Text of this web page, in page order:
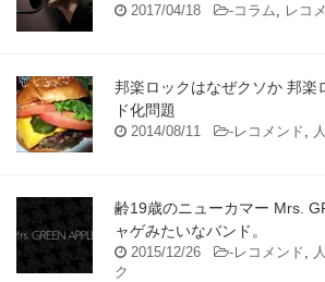
2017/04/18 -コラム, レコ
邦楽ロックはなぜクソか 邦楽
ド化問題
2014/08/11 -レコメンド,
齢19歳のニューカマー Mrs.
ャゲみたいなバンド。
2015/12/26 -レコメンド,
ク